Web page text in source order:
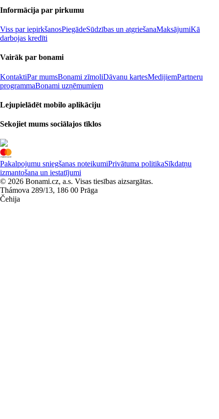
Informācija par pirkumu
Viss par iepirkšanosPiegādeSūdzības un atgriešanaMaksājumiKā
darbojas kredīti
Vairāk par bonami
KontaktiPar mumsBonami zīmoliDāvanu kartesMedijiemPartneru
programmaBonami uzņēmumiem
Lejupielādēt mobilo aplikāciju
Sekojiet mums sociālajos tīklos
Pakalpojumu sniegšanas noteikumiPrivātuma politikaSīkdatņu
izmantošana un iestatījumi
© 2026 Bonami.cz, a.s. Visas tiesības aizsargātas.
Thámova 289/13, 186 00 Prāga
Čehija